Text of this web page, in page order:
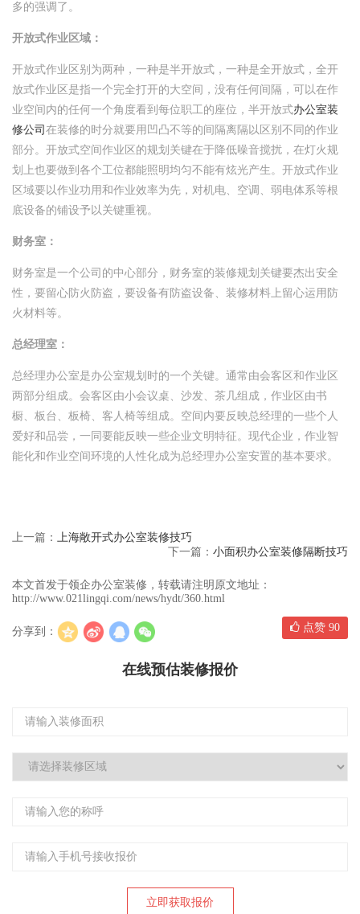
多的强调了。
开放式作业区域：
开放式作业区别为两种，一种是半开放式，一种是全开放式，全开
放式作业区是指一个完全打开的大空间，没有任何间隔，可以在作
业空间内的任何一个角度看到每位职工的座位，半开放式办公室装
修公司 在装修的时分就要用凹凸不等的间隔离隔以区别不同的作业
部分。开放式空间作业区的规划关键在于降低噪音搅扰，在灯火规
划上也要做到各个工位都能照明均匀不能有炫光产生。开放式作业
区域要以作业功用和作业效率为先，对机电、空调、弱电体系等根
底设备的铺设予以关键重视。
财务室：
财务室是一个公司的中心部分，财务室的装修规划关键要杰出安全
性，要留心防火防盗，要设备有防盗设备、装修材料上留心运用防
火材料等。
总经理室：
总经理办公室是办公室规划时的一个关键。通常由会客区和作业区
两部分组成。会客区由小会议桌、沙发、茶几组成，作业区由书
橱、板台、板椅、客人椅等组成。空间内要反映总经理的一些个人
爱好和品尝，一同要能反映一些企业文明特征。现代企业，作业智
能化和作业空间环境的人性化成为总经理办公室安置的基本要求。
上一篇： 上海敞开式办公室装修技巧
下一篇： 小面积办公室装修隔断技巧
本文首发于领企办公室装修，转载请注明原文地址：
http://www.021lingqi.com/news/hydt/360.html
分享到： 点赞 90
在线预估装修报价